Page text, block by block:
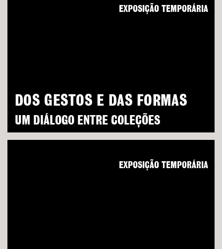
DOS GESTOS E DAS FORMAS
UM DIÁLOGO ENTRE COLEÇÕES
EXPOSIÇÃO TEMPORÁRIA
EXPOSIÇÃO TEMPORÁRIA